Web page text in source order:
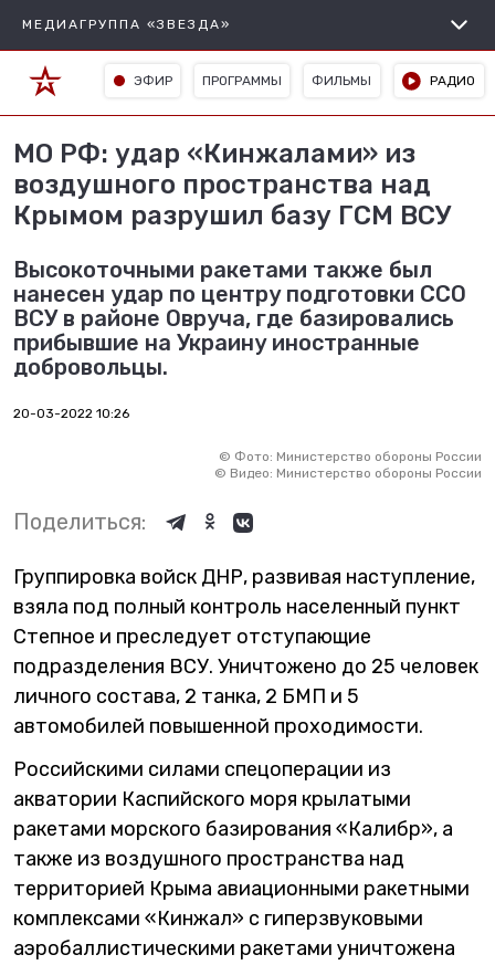
МЕДИАГРУППА «ЗВЕЗДА»
ЭФИР ПРОГРАММЫ ФИЛЬМЫ РАДИО
МО РФ: удар «Кинжалами» из
воздушного пространства над
Крымом разрушил базу ГСМ ВСУ
Высокоточными ракетами также был
нанесен удар по центру подготовки ССО
ВСУ в районе Овруча, где базировались
прибывшие на Украину иностранные
добровольцы.
20-03-2022 10:26
© Фото: Министерство обороны России
© Видео: Министерство обороны России
Поделиться:
Группировка войск ДНР, развивая наступление,
взяла под полный контроль населенный пункт
Степное и преследует отступающие
подразделения ВСУ. Уничтожено до 25 человек
личного состава, 2 танка, 2 БМП и 5
автомобилей повышенной проходимости.
Российскими силами спецоперации из
акватории Каспийского моря крылатыми
ракетами морского базирования «Калибр», а
также из воздушного пространства над
территорией Крыма авиационными ракетными
комплексами «Кинжал» с гиперзвуковыми
аэробаллистическими ракетами уничтожена